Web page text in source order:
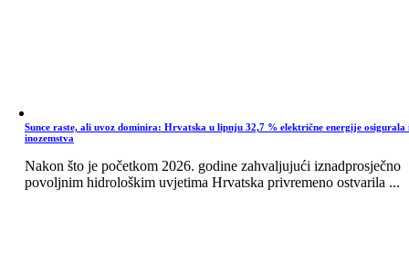
Sunce raste, ali uvoz dominira: Hrvatska u lipnju 32,7 % električne energije osigurala
inozemstva
Nakon što je početkom 2026. godine zahvaljujući iznadprosječno
povoljnim hidrološkim uvjetima Hrvatska privremeno ostvarila ...